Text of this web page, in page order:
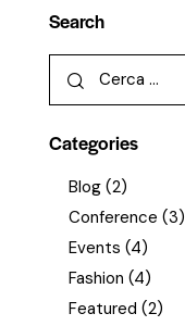
Search
Categories
Blog (2)
Conference (3)
Events (4)
Fashion (4)
Featured (2)